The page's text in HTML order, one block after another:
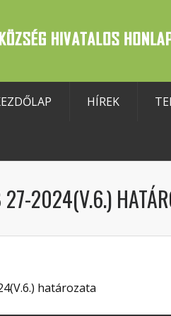
HÍREK
27-2024(V.6.)
határozata